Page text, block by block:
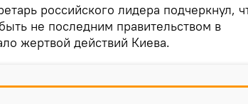
российского лидера подчеркнул,
не последним правительством в
жертвой действий Киева.